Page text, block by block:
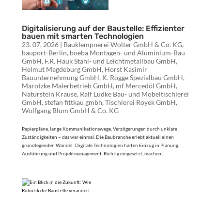
Digitalisierung auf der Baustelle: Effizienter
bauen mit smarten Technologien
23. 07. 2026| Bauklempnerei Wolter GmbH & Co. KG,
bauport-Berlin, boeba Montagen- und Aluminium-Bau
GmbH, F.R. Hauk Stahl- und Leichtmetallbau GmbH,
Helmut Magdeburg GmbH, Horst Kasimir
Bauunternehmung GmbH, K. Rogge Spezialbau GmbH,
Marotzke Malerbetrieb GmbH, mf Mercedöl GmbH,
Naturstein Krause, Ralf Lüdke Bau- und Möbeltischlerei
GmbH, stefan fittkau gmbh, Tischlerei Royek GmbH,
Wolfgang Blum GmbH & Co. KG
Papierpläne, lange Kommunikationswege, Verzögerungen durch unklare
Zuständigkeiten – das war einmal. Die Baubranche erlebt aktuell einen
grundlegenden Wandel: Digitale Technologien halten Einzug in Planung,
Ausführung und Projektmanagement. Richtig eingesetzt, machen...